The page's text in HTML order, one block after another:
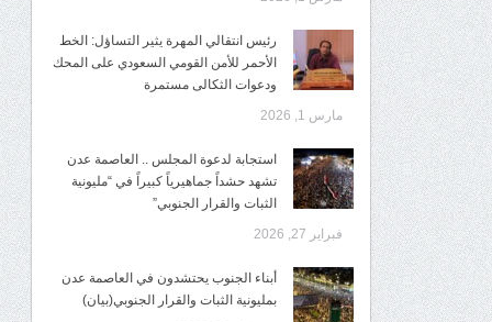
رئيس انتقالي المهرة يثير التساؤل: الخط
الأحمر للأمن القومي السعودي على المحك
ودعوات الثكالى مستمرة
مارس 1, 2026
استجابة لدعوة المجلس .. العاصمة عدن
تشهد حشداً جماهيرياً كبيراً في “مليونية
الثبات والقرار الجنوبي”
فبراير 27, 2026
أبناء الجنوب يحتشدون في العاصمة عدن
بمليونية الثبات والقرار الجنوبي(بيان)